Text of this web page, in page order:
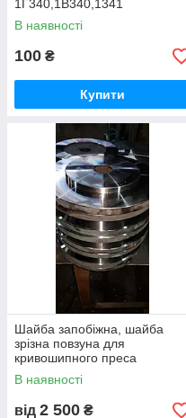
1Г340,1В340,1341
В наявності
100 ₴
Купити
Шайба запобіжна, шайба
зрізна повзуна для
кривошипного преса
В наявності
від 2 500 ₴